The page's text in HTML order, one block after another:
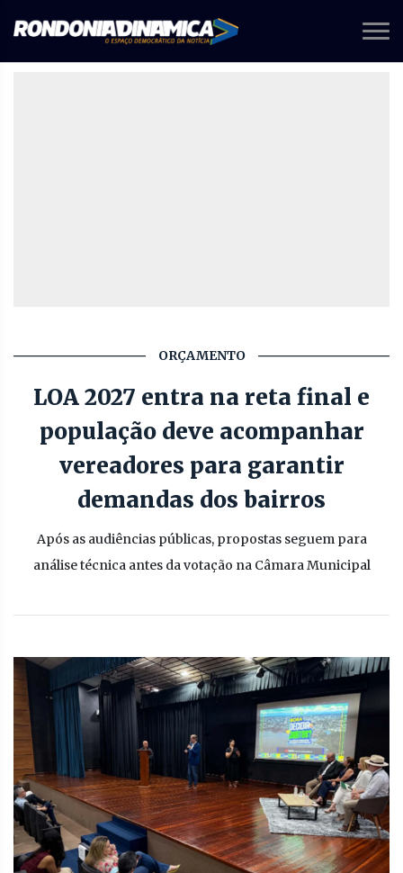
ORÇAMENTO
LOA 2027 entra na reta final e
população deve acompanhar
vereadores para garantir
demandas dos bairros
Após as audiências públicas, propostas seguem para
análise técnica antes da votação na Câmara Municipal